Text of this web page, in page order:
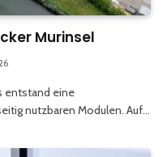
Murinsel
entstand eine
nutzbaren Modulen. Auf…